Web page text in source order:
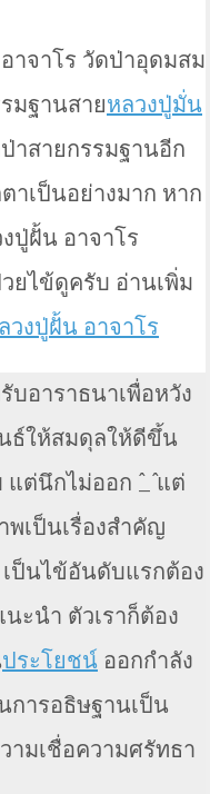
อาจาโร วัดป่าอุดมสม
มฐานสายหลวงปู่มั่น
าสายกรรมฐานอีก
าเป็นอย่างมาก หาก
ปู่ฝั้น อาจาโร
ยไข้ดูครับ อ่านเพิ่ม
วงปู่ฝั้น อาจาโร
บอาราธนาเพื่อหวัง
ธ์ให้สมดุลให้ดีขึ้น
นึกไม่ออก ^_^ แต่
พเป็นเรื่องสำคัญ
ป็นไข้อันดับแรกต้อง
ะนำ ตัวเราก็ต้อง
ประโยชน์ ออกกำลัง
การอธิษฐานเป็น
ามเชื่อความศรัทธา